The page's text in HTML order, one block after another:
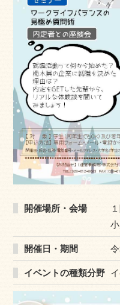
開催場所・会場
開催日・期間
イベントの種類分野